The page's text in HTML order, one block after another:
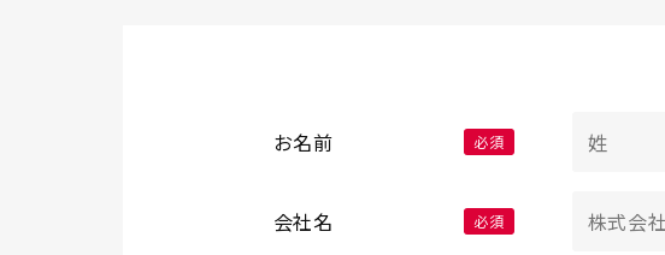
お名前 必須
会社名 必須